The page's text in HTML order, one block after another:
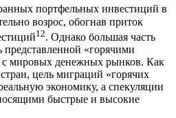
портфельных инвестиций в
возрос, обогнав приток
12. Однако большая часть
представленной «горячими
мировых денежных рынков. Как
цель миграций «горячих
экономику, а спекуляции
быстрые и высокие